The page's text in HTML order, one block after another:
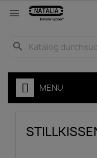

search
MENU